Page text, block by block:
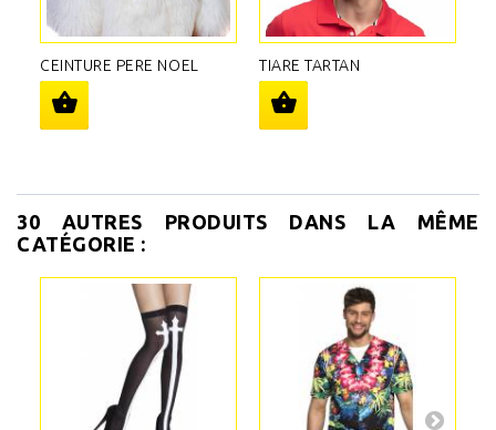
CEINTURE PERE NOEL TIARE TARTAN
30 AUTRES PRODUITS DANS LA MÊME
CATÉGORIE :